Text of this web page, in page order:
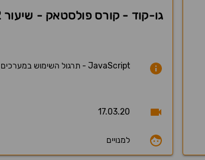
גו-קוד - קורס פולסטאק - שיעור 12
JavaScript - תרגול השימוש במערכים - Arrays
17.03.20
למנויים